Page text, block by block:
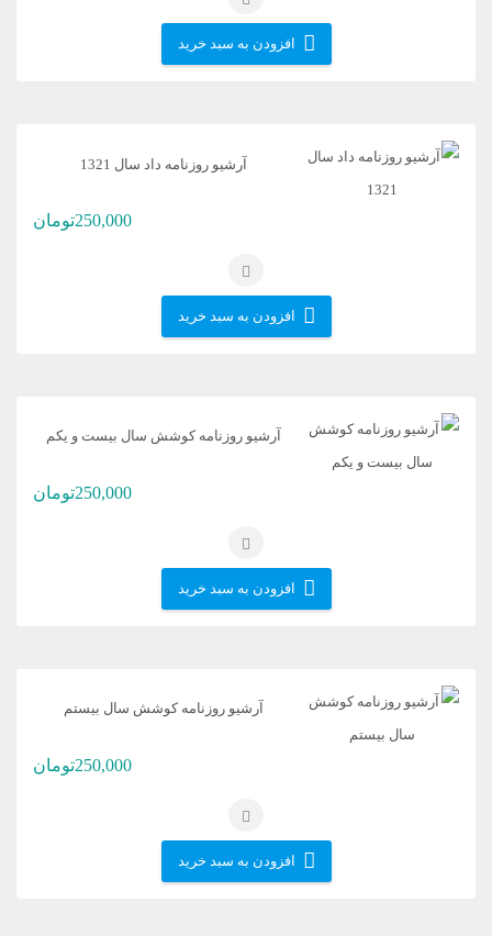
افزودن به سبد خرید
آرشیو روزنامه داد سال 1321
250,000تومان
افزودن به سبد خرید
آرشیو روزنامه کوشش سال بیست و یکم
250,000تومان
افزودن به سبد خرید
آرشیو روزنامه کوشش سال بیستم
250,000تومان
افزودن به سبد خرید